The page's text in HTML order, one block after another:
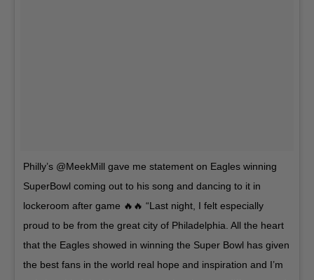
‪Philly’s @MeekMill gave me statement on Eagles winning
SuperBowl coming out to his song and dancing to it in
lockeroom after game 🔥🔥 “Last night, I felt especially
proud to be from the great city of Philadelphia. All the heart
that the Eagles showed in winning the Super Bowl has given
the best fans in the world real hope and inspiration and I’m